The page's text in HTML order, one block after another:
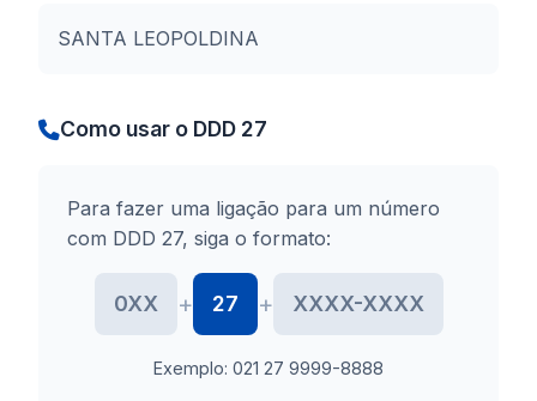
SANTA LEOPOLDINA
Como usar o DDD 27
Para fazer uma ligação para um número
com DDD 27, siga o formato:
0XX + 27 + XXXX-XXXX
Exemplo: 021 27 9999-8888